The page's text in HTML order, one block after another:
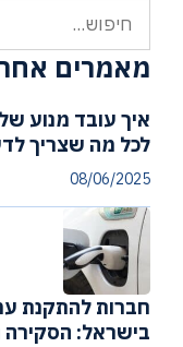
חיפוש
מאמרים
איך עובד מנוע
לכל מה שצריך
08/06/2025
חברות להתקנת
בישראל: